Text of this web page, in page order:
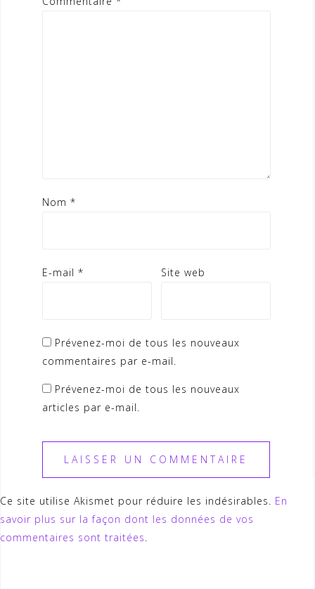
Nom *
E-mail * Site web
Prévenez-moi de tous les nouveaux
commentaires par e-mail.
Prévenez-moi de tous les nouveaux
articles par e-mail.
Ce site utilise Akismet pour réduire les indésirables. En
savoir plus sur la façon dont les données de vos
commentaires sont traitées